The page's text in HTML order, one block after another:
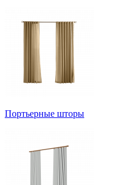
Портьерные шторы